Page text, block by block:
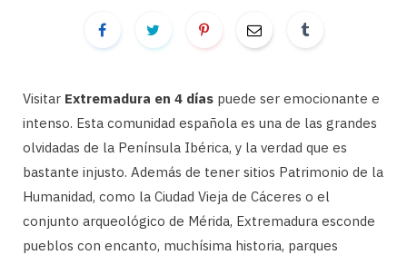
Visitar Extremadura en 4 días puede ser emocionante e
intenso. Esta comunidad española es una de las grandes
olvidadas de la Península Ibérica, y la verdad que es
bastante injusto. Además de tener sitios Patrimonio de la
Humanidad, como la Ciudad Vieja de Cáceres o el
conjunto arqueológico de Mérida, Extremadura esconde
pueblos con encanto, muchísima historia, parques